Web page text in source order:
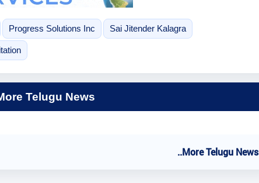
Progress Solutions Inc Sai Jitender Kalagra
Telugu News
..More Telugu News